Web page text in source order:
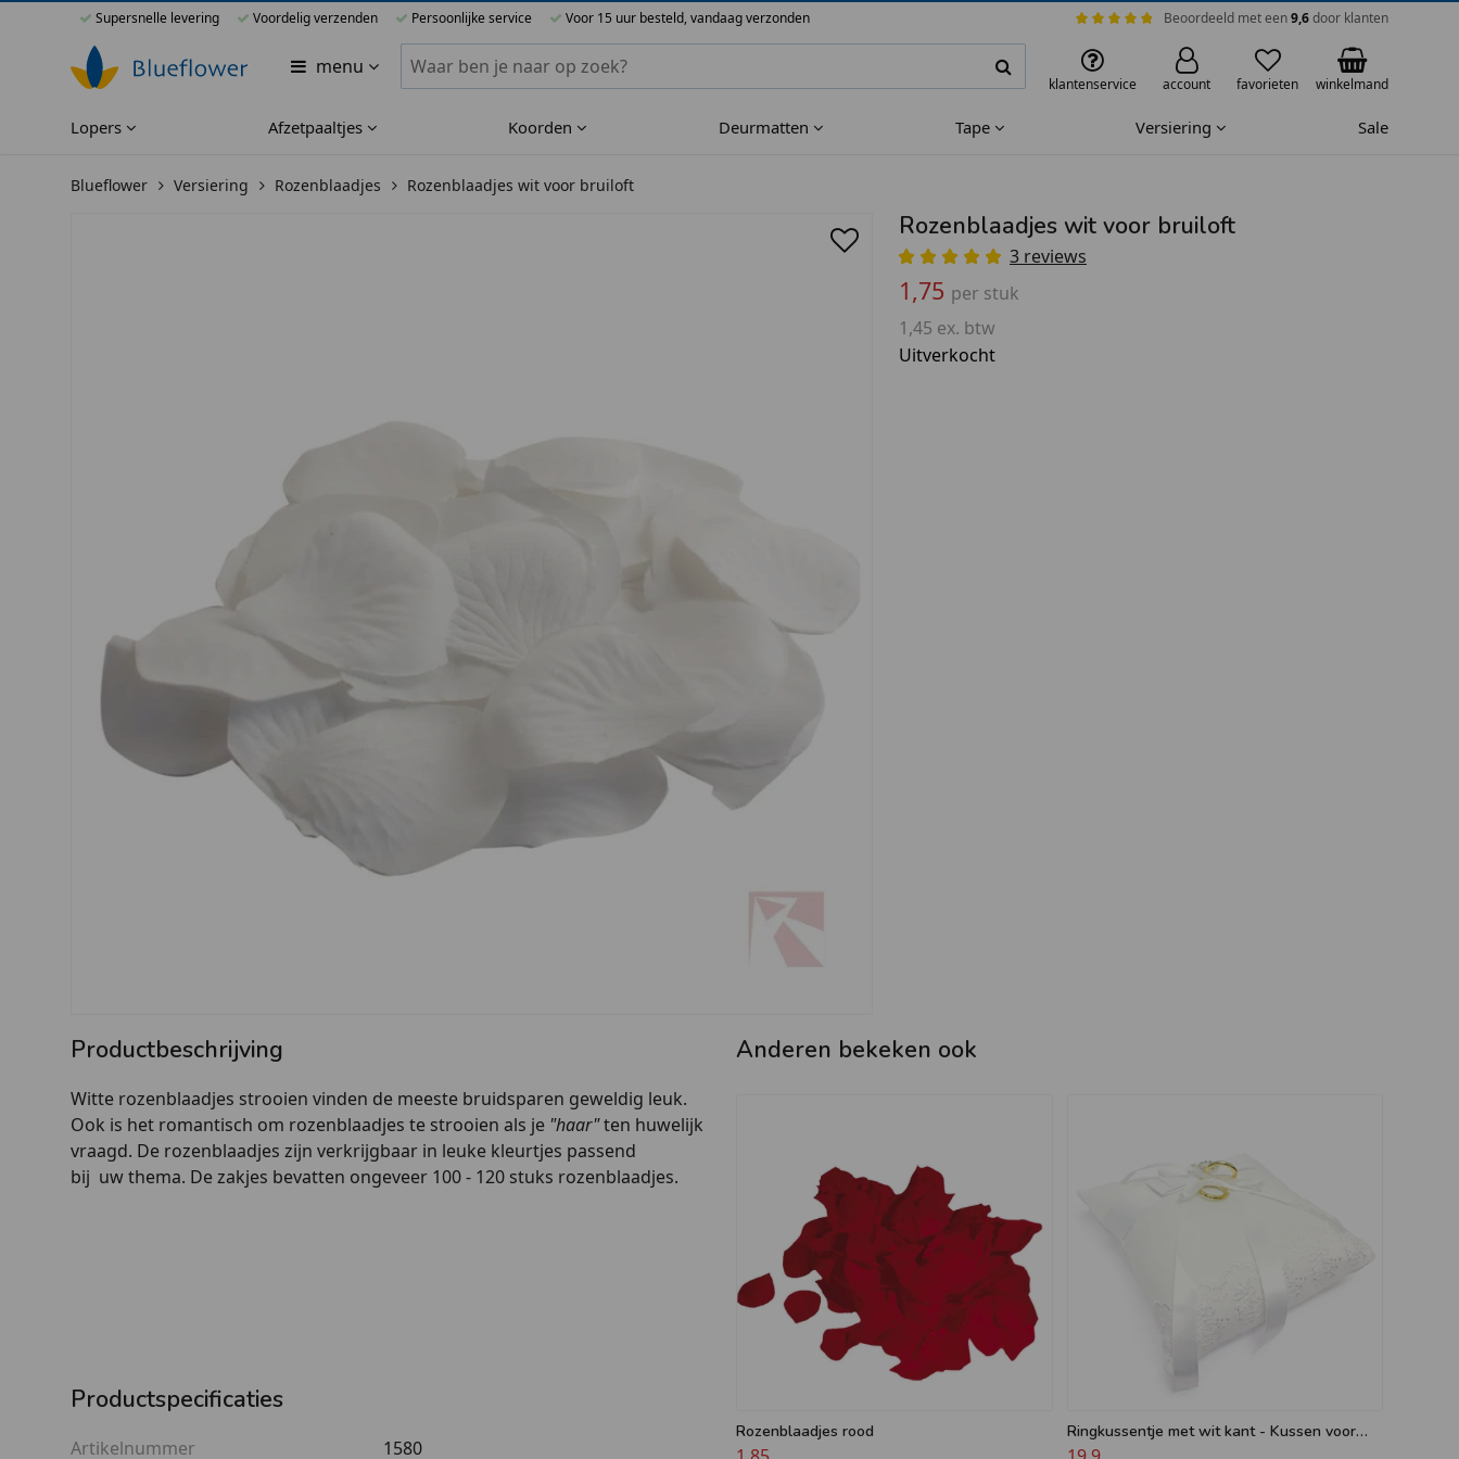
Supersnelle levering Voordelig verzenden Persoonlijke service Voor 15 uur besteld, vandaag verzonden Beoordeeld met een9,6door klanten
menu Zoeken binnen Blueflower
klantenservice account favorieten winkelmand
Lopers Afzetpaaltjes Koorden Deurmatten Tape Versiering Sale
Blueflower Versiering Rozenblaadjes Rozenblaadjes wit voor bruiloft
Rozenblaadjes wit voor bruiloft
3 reviews
1,75 per stuk
1,45 ex. btw
Uitverkocht
Productbeschrijving
Witte rozenblaadjes strooien vinden de meeste bruidsparen geweldig leuk.
Ook is het romantisch om rozenblaadjes te strooien als je "haar"ten huwelijk
vraagd. De rozenblaadjes zijn verkrijgbaar in leuke kleurtjes passend
bij uw thema. De zakjes bevatten ongeveer 100 - 120 stuks rozenblaadjes.
Productspecificaties
Artikelnummer 1580
Anderen bekeken ook
Rozenblaadjes rood
Ringkussentje met wit kant - Kussen voor
ringen - Bruiloft decoratie